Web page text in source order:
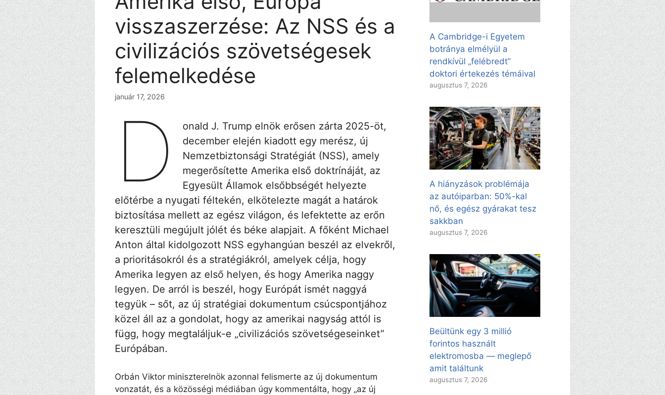
visszaszerzése: Az NSS és a
civilizációs szövetségesek
felemelkedése
január 17, 2026
D
onald J. Trump elnök erősen zárta 2025-öt,
december elején kiadott egy merész, új
Nemzetbiztonsági Stratégiát (NSS), amely
megerősítette Amerika első doktrínáját, az
Egyesült Államok elsőbbségét helyezte
előtérbe a nyugati féltekén, elkötelezte magát a határok
biztosítása mellett az egész világon, és lefektette az erőn
keresztüli megújult jólét és béke alapjait. A főként Michael
Anton által kidolgozott NSS egyhangúan beszél az elvekről,
a prioritásokról és a stratégiákról, amelyek célja, hogy
Amerika legyen az első helyen, és hogy Amerika naggy
legyen. De arról is beszél, hogy Európát ismét naggyá
tegyük – sőt, az új stratégiai dokumentum csúcspontjához
közel áll az a gondolat, hogy az amerikai nagyság attól is
függ, hogy megtaláljuk-e „civilizációs szövetségeseinket”
Európában.
Orbán Viktor miniszterelnök azonnal felismerte az új dokumentum
vonzatát, és a közösségi médiában úgy kommentálta, hogy „az új
A Cambridge-i Egyetem
botránya elmélyül a
rendkívül „felébredt”
doktori értekezés témáival
augusztus 7, 2026
A hiányzások problémája
az autóiparban: 50%-kal
nő, és egész gyárakat tesz
sakkban
augusztus 7, 2026
Beültünk egy 3 millió
forintos használt
elektromosba — meglepő
amit találtunk
augusztus 7, 2026